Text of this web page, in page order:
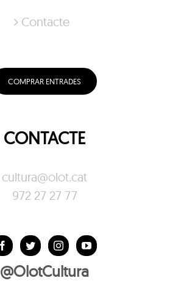
Contacte
COMPRAR ENTRADES
CONTACTE
cultura@olot.cat
972 27 27 77
@OlotCultura